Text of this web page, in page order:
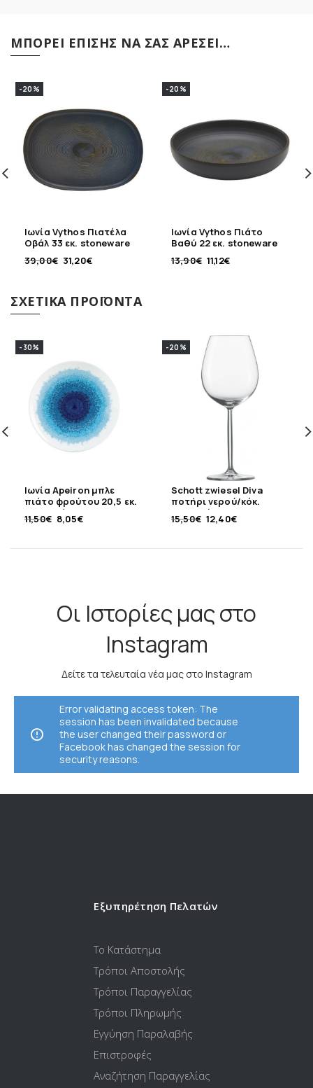
ΜΠΟΡΕΊ ΕΠΊΣΗΣ ΝΑ ΣΑΣ ΑΡΈΣΕΙ…
-20%
Ιωνία Vythos Πιατέλα
Οβάλ 33 εκ. stoneware
39,00€ 31,20€
-20%
Ιωνία Vythos Πιάτο
Βαθύ 22 εκ. stoneware
13,90€ 11,12€
ΣΧΕΤΙΚΆ ΠΡΟΪΌΝΤΑ
-30%
Ιωνία Apeiron μπλε
πιάτο φρούτου 20,5 εκ.
πορσελάνης
11,50€ 8,05€
-20%
Schott zwiesel Diva
ποτήρι νερού/κόκ.
κρασιού 613ml
15,50€ 12,40€
Οι Ιστορίες μας στο
Instagram
Δείτε τα τελευταία νέα μας στο Instagram
Error validating access token: The
session has been invalidated because
the user changed their password or
Facebook has changed the session for
security reasons.
Εξυπηρέτηση Πελατών
Το Κατάστημα
Τρόποι Αποστολής
Τρόποι Παραγγελίας
Τρόποι Πληρωμής
Εγγύηση Παραλαβής
Επιστροφές
Αναζήτηση Παραγγελίας